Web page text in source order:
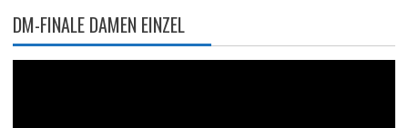
DM-FINALE DAMEN EINZEL